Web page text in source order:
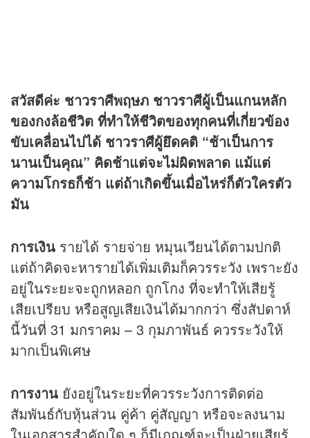
สวัสดีค่ะ ชาวราศีพฤษภ ชาวราศีผู้เป็นแกนหลัก
ของกงล้อชีวิต ที่ทำให้ชีวิตของทุกคนที่เกี่ยวข้อง
ขับเคลื่อนไปได้ ชาวราศีผู้ยึดคติ “ช้าเป็นการ
นานเป็นคุณ” คิดช้าแต่จะไม่ผิดพลาด แม้แต่
ความโกรธก็ช้า แต่ถ้าเกิดขึ้นเมื่อไหร่ก็ตัวใครตัว
มัน
การเงิน รายได้ รายจ่าย หมุนเวียนได้ตามปกติ
แต่ถ้าคิดจะหารายได้เพิ่มเติมก็ควรระวัง เพราะยัง
อยู่ในระยะจะถูกหลอก ถูกโกง ที่จะทำให้เสียรู้
เสียเปรียบ หรือสูญเสียเงินได้มากกว่า ซึ่งสัปดาห์
นี้วันที่ 31 มกราคม – 3 กุมภาพันธ์ ควรระวังให้
มากเป็นพิเศษ
การงาน ยังอยู่ในระยะที่ควรระวังการติดต่อ
สัมพันธ์กับหุ้นส่วน คู่ค้า คู่สัญญา หรือจะลงนาม